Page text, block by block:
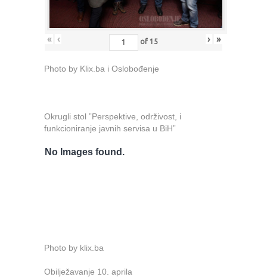
« ‹ of 15 › »
Photo by Klix.ba i Oslobođenje
Okrugli stol ”Perspektive, održivost, i
funkcioniranje javnih servisa u BiH”
No Images found.
Photo by klix.ba
Obilježavanje 10. aprila